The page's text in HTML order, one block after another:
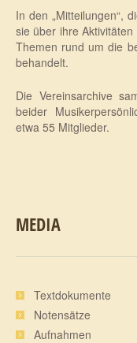
In den „Mitteilungen“,
sie über ihre
Themen rund um die
behandelt.
Die Vereinsarchive
beider
etwa 55 Mitglieder.
MEDIA
Textdokumente
Notensätze
Aufnahmen